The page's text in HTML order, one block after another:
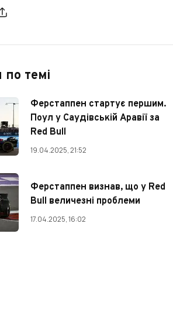
по темі
Ферстаппен стартує першим.
Поул у Саудівській Аравії за
Red Bull
19.04.2025, 21:52
Ферстаппен визнав, що у Red
Bull величезні проблеми
17.04.2025, 16:02